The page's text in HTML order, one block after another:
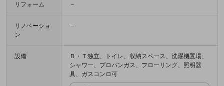
リフォーム －
リノベーショ
ン
－
設備
Ｂ・Ｔ独立、トイレ、収納スペース、洗濯機置場、
シャワー、プロパンガス、フローリング、照明器
具、ガスコンロ可